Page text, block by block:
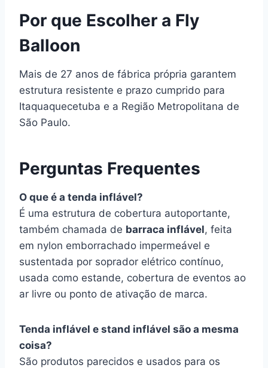
Por que Escolher a Fly
Balloon
Mais de 27 anos de fábrica própria garantem
estrutura resistente e prazo cumprido para
Itaquaquecetuba e a Região Metropolitana de
São Paulo.
Perguntas Frequentes
O que é a tenda inflável?
É uma estrutura de cobertura autoportante,
também chamada de barraca inflável, feita
em nylon emborrachado impermeável e
sustentada por soprador elétrico contínuo,
usada como estande, cobertura de eventos ao
ar livre ou ponto de ativação de marca.
Tenda inflável e stand inflável são a mesma
coisa?
São produtos parecidos e usados para os